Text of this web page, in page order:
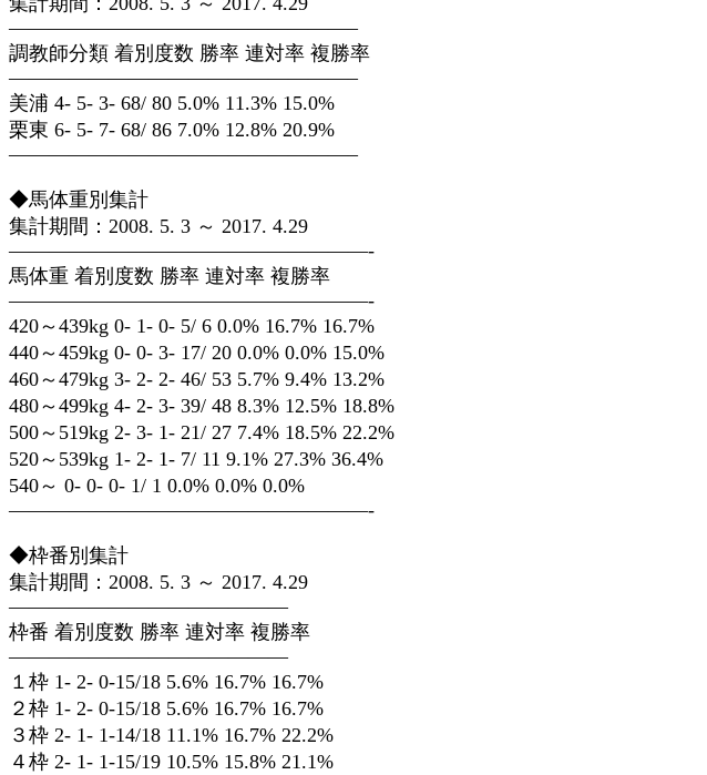
—————————————————–
調教師分類 着別度数 勝率 連対率 複勝率
—————————————————–
美浦 4- 5- 3- 68/ 80 5.0% 11.3% 15.0%
栗東 6- 5- 7- 68/ 86 7.0% 12.8% 20.9%
—————————————————–
◆馬体重別集計
集計期間：2008. 5. 3 ～ 2017. 4.29
——————————————————-
馬体重 着別度数 勝率 連対率 複勝率
——————————————————-
420～439kg 0- 1- 0- 5/ 6 0.0% 16.7% 16.7%
440～459kg 0- 0- 3- 17/ 20 0.0% 0.0% 15.0%
460～479kg 3- 2- 2- 46/ 53 5.7% 9.4% 13.2%
480～499kg 4- 2- 3- 39/ 48 8.3% 12.5% 18.8%
500～519kg 2- 3- 1- 21/ 27 7.4% 18.5% 22.2%
520～539kg 1- 2- 1- 7/ 11 9.1% 27.3% 36.4%
540～ 0- 0- 0- 1/ 1 0.0% 0.0% 0.0%
——————————————————-
◆枠番別集計
集計期間：2008. 5. 3 ～ 2017. 4.29
——————————————
枠番 着別度数 勝率 連対率 複勝率
——————————————
１枠 1- 2- 0-15/18 5.6% 16.7% 16.7%
２枠 1- 2- 0-15/18 5.6% 16.7% 16.7%
３枠 2- 1- 1-14/18 11.1% 16.7% 22.2%
４枠 2- 1- 1-15/19 10.5% 15.8% 21.1%